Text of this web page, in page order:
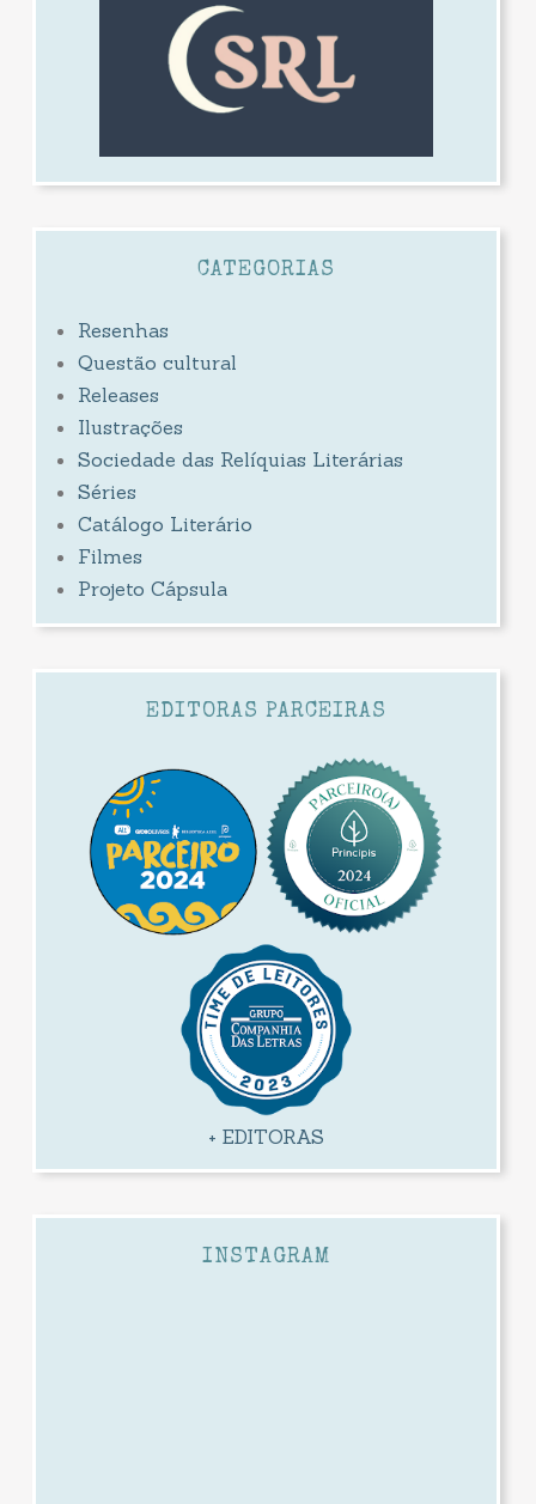
CATEGORIAS
Resenhas
Questão cultural
Releases
Ilustrações
Sociedade das Relíquias Literárias
Séries
Catálogo Literário
Filmes
Projeto Cápsula
EDITORAS PARCEIRAS
+ EDITORAS
INSTAGRAM